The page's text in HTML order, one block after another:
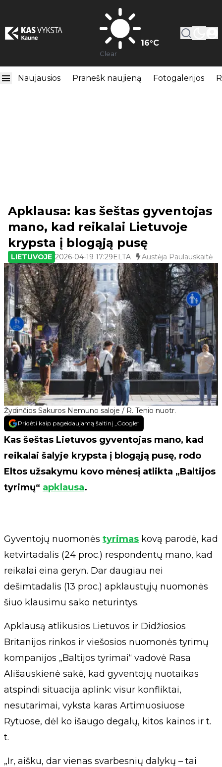
16°C
Clear
Naujausios Pranešk naujieną Fotogalerijos
Žydinčios Sakuros Nemuno saloje / R. Tenio nuotr.
Apklausa: kas šeštas gyventojas
mano, kad reikalai Lietuvoje
krypsta į blogąją pusę
LIETUVOJE 2026-04-19 17:29ELTA Austėja Paulauskaitė
Pridėti kaip pageidaujamą šaltinį „Google“
Kas šeštas Lietuvos gyventojas mano, kad
reikalai šalyje krypsta į blogąją pusę, rodo
Eltos užsakymu kovo mėnesį atlikta „Baltijos
tyrimų“ apklausa.
Gyventojų nuomonės tyrimas kovą parodė, kad
ketvirtadalis (24 proc.) respondentų mano, kad
reikalai eina geryn. Dar daugiau nei
dešimtadalis (13 proc.) apklaustųjų nuomonės
šiuo klausimu sako neturintys.
Apklausą atlikusios Lietuvos ir Didžiosios
Britanijos rinkos ir viešosios nuomonės tyrimų
kompanijos „Baltijos tyrimai“ vadovė Rasa
Ališauskienė sakė, kad gyventojų nuotaikas
atspindi situacija aplink: visur konfliktai,
nesutarimai, vyksta karas Artimuosiuose
Rytuose, dėl ko išaugo degalų, kitos kainos ir t.
t.
„Ir, aišku, dar vienas svarbesnių dalykų – tai